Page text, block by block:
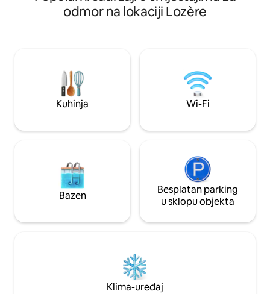
se na ograđenom parku površine 6000m
za roštilj, natkrivene terase od 80 m²
ispod kuće. Posteljina 8 EUR/krevet
Ručnici nisu osigurani
kreveta i
kuhinja koju dijeli
kupeljima
vlakom, izravno iz
odmor na lokaciji Lozère
Kuhinja Wi-Fi
Bazen
Besplatan parking
u sklopu objekta
Klima-uređaj